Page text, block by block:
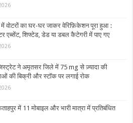
वोटरों का घर-घर जाकर वेरिफ़िकेशन पूरा हुआ :
एब्सेंट, शिफ्टेड, डेड या डबल कैटेगरी में पाए गए
ने अमृतसर जिले में 75 mg से ज़्यादा की
की बिक्री और स्टॉक पर लगाई रोक
में 11 मोबाइल और भारी मात्रा में प्रतिबंधित